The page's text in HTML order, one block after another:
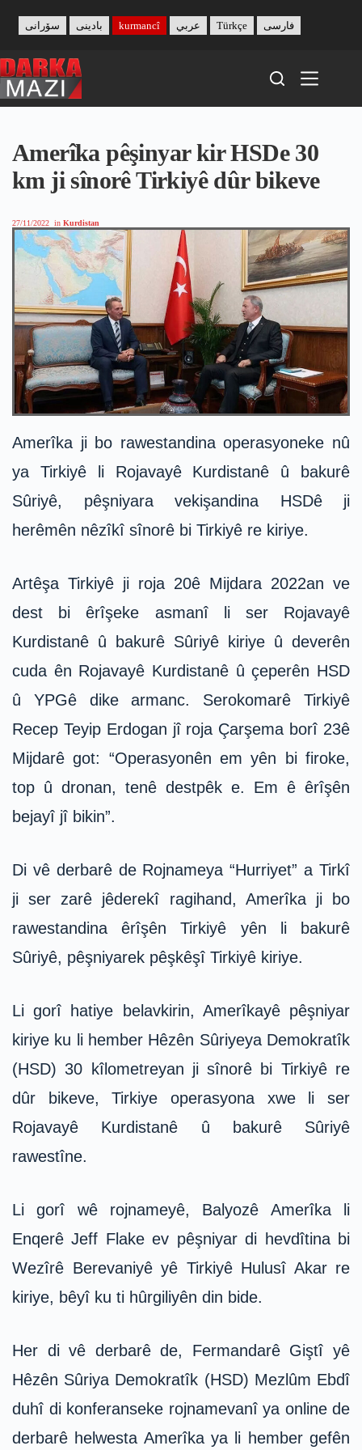
content
بادینی سۆرانی kurmancî عربي Türkçe فارسی
Amerîka pêşinyar kir HSDe 30
km ji sînorê Tirkiyê dûr bikeve
27/11/2022 in Kurdistan
Amerîka ji bo rawestandina operasyoneke nû
ya Tirkiyê li Rojavayê Kurdistanê û bakurê
Sûriyê, pêşniyara vekişandina HSDê ji
herêmên nêzîkî sînorê bi Tirkiyê re kiriye.
Artêşa Tirkiyê ji roja 20ê Mijdara 2022an ve
dest bi êrîşeke asmanî li ser Rojavayê
Kurdistanê û bakurê Sûriyê kiriye û deverên
cuda ên Rojavayê Kurdistanê û çeperên HSD
û YPGê dike armanc. Serokomarê Tirkiyê
Recep Teyip Erdogan jî roja Çarşema borî 23ê
Mijdarê got: “Operasyonên em yên bi firoke,
top û dronan, tenê destpêk e. Em ê êrîşên
bejayî jî bikin”.
Di vê derbarê de Rojnameya “Hurriyet” a Tirkî
ji ser zarê jêderekî ragihand, Amerîka ji bo
rawestandina êrîşên Tirkiyê yên li bakurê
Sûriyê, pêşniyarek pêşkêşî Tirkiyê kiriye.
Li gorî hatiye belavkirin, Amerîkayê pêşniyar
kiriye ku li hember Hêzên Sûriyeya Demokratîk
(HSD) 30 kîlometreyan ji sînorê bi Tirkiyê re
dûr bikeve, Tirkiye operasyona xwe li ser
Rojavayê Kurdistanê û bakurê Sûriyê
rawestîne.
Li gorî wê rojnameyê, Balyozê Amerîka li
Enqerê Jeff Flake ev pêşniyar di hevdîtina bi
Wezîrê Berevaniyê yê Tirkiyê Hulusî Akar re
kiriye, bêyî ku ti hûrgiliyên din bide.
Her di vê derbarê de, Fermandarê Giştî yê
Hêzên Sûriya Demokratîk (HSD) Mezlûm Ebdî
duhî di konferanseke rojnamevanî ya online de
derbarê helwesta Amerîka ya li hember gefên